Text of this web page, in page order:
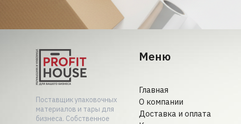
Поставщик упаковочных
материалов и тары для
бизнеса. Собственное
Меню
Главная
О компании
Доставка и оплата